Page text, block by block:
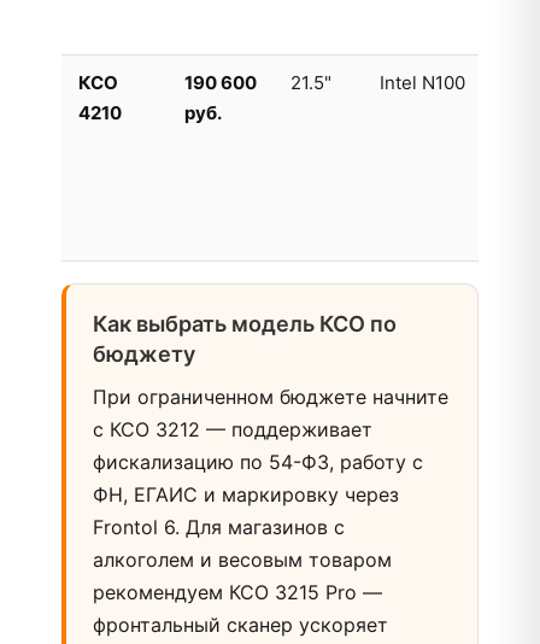
КСО
4210
190 600
руб.
21.5" Intel N100
Как выбрать модель КСО по
бюджету
При ограниченном бюджете начните
с КСО 3212 — поддерживает
фискализацию по 54-ФЗ, работу с
ФН, ЕГАИС и маркировку через
Frontol 6. Для магазинов с
алкоголем и весовым товаром
рекомендуем КСО 3215 Pro —
фронтальный сканер ускоряет